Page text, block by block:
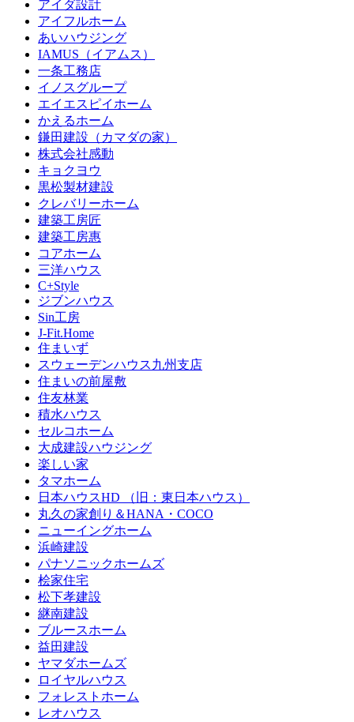
アイダ設計
アイフルホーム
あいハウジング
IAMUS（イアムス）
一条工務店
イノスグループ
エイエスピイホーム
かえるホーム
鎌田建設（カマダの家）
株式会社感動
キョクヨウ
黒松製材建設
クレバリーホーム
建築工房匠
建築工房惠
コアホーム
三洋ハウス
C+Style
ジブンハウス
Sin工房
J-Fit.Home
住まいず
スウェーデンハウス九州支店
住まいの前屋敷
住友林業
積水ハウス
セルコホーム
大成建設ハウジング
楽しい家
タマホーム
日本ハウスHD （旧：東日本ハウス）
丸久の家創り＆HANA・COCO
ニューイングホーム
浜崎建設
パナソニックホームズ
桧家住宅
松下孝建設
継南建設
ブルースホーム
益田建設
ヤマダホームズ
ロイヤルハウス
フォレストホーム
レオハウス